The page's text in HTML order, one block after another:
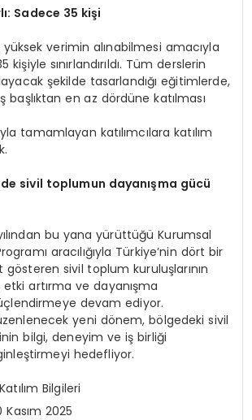
Sadece 35 kişi
verimin alınabilmesi amacıyla
kişiyle sınırlandırıldı. Tüm derslerin
şekilde tasarlandığı eğitimlerde,
başlıktan en az dördüne katılması
tamamlayan katılımcılara katılım
sivil toplumun dayanışma gücü
yılından bu yana yürüttüğü Kurumsal
aracılığıyla Türkiye’nin dört bir
gösteren sivil toplum kuruluşlarının
artırma ve dayanışma
devam ediyor.
yeni dönem, bölgedeki sivil
bilgi, deneyim ve iş birliği
hedefliyor.
Bilgileri
2025